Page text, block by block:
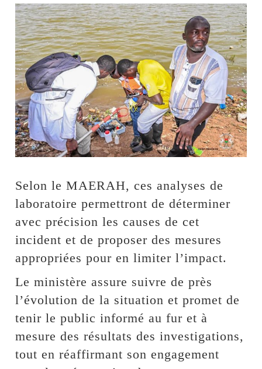
Selon le MAERAH, ces analyses de
laboratoire permettront de déterminer
avec précision les causes de cet
incident et de proposer des mesures
appropriées pour en limiter l’impact.
Le ministère assure suivre de près
l’évolution de la situation et promet de
tenir le public informé au fur et à
mesure des résultats des investigations,
tout en réaffirmant son engagement